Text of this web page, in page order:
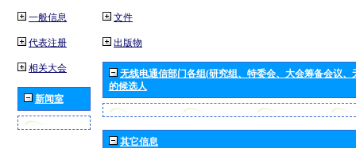
一般信息
代表注册
相关大会
新闻室
文件
出版物
无线电通信部门各组(研究组、特委会、大会筹备会议
的候选人
其它信息